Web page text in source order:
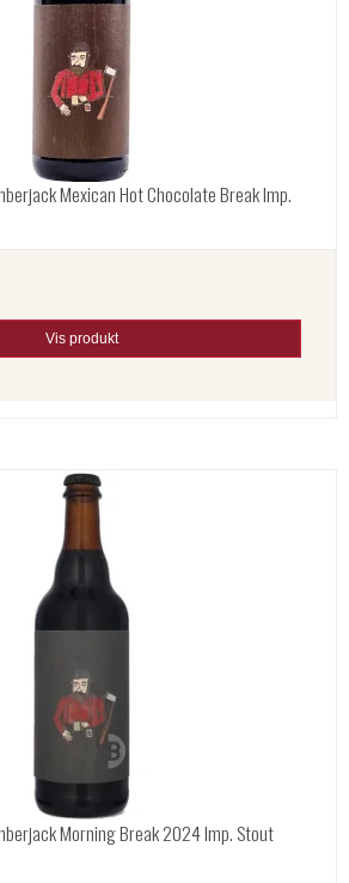
Mexican Hot Chocolate Break Imp.
Vis produkt
Morning Break 2024 Imp. Stout